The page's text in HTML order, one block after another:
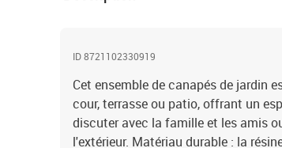
ID 8721102330919
Cet ensemble de canapés de jardin
cour, terrasse ou patio, offrant un
discuter avec la famille et les amis
l'extérieur. Matériau durable : la